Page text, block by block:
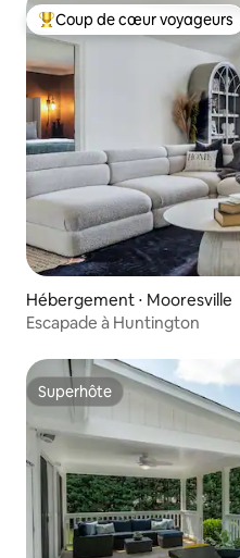
Coups de cœur voyageurs
Coup de cœur voyageurs
Hébergement ⋅ Mooresville
Escapade à Huntington
Superhôte
Superhôte